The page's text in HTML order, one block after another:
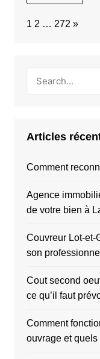
Page:
1 2 … 272 Next
»
Articles
Comment
Agence
de votre bien à
Couvreur Lot-et-
son professionnel
Cout second
ce qu’il faut
Comment
ouvrage et